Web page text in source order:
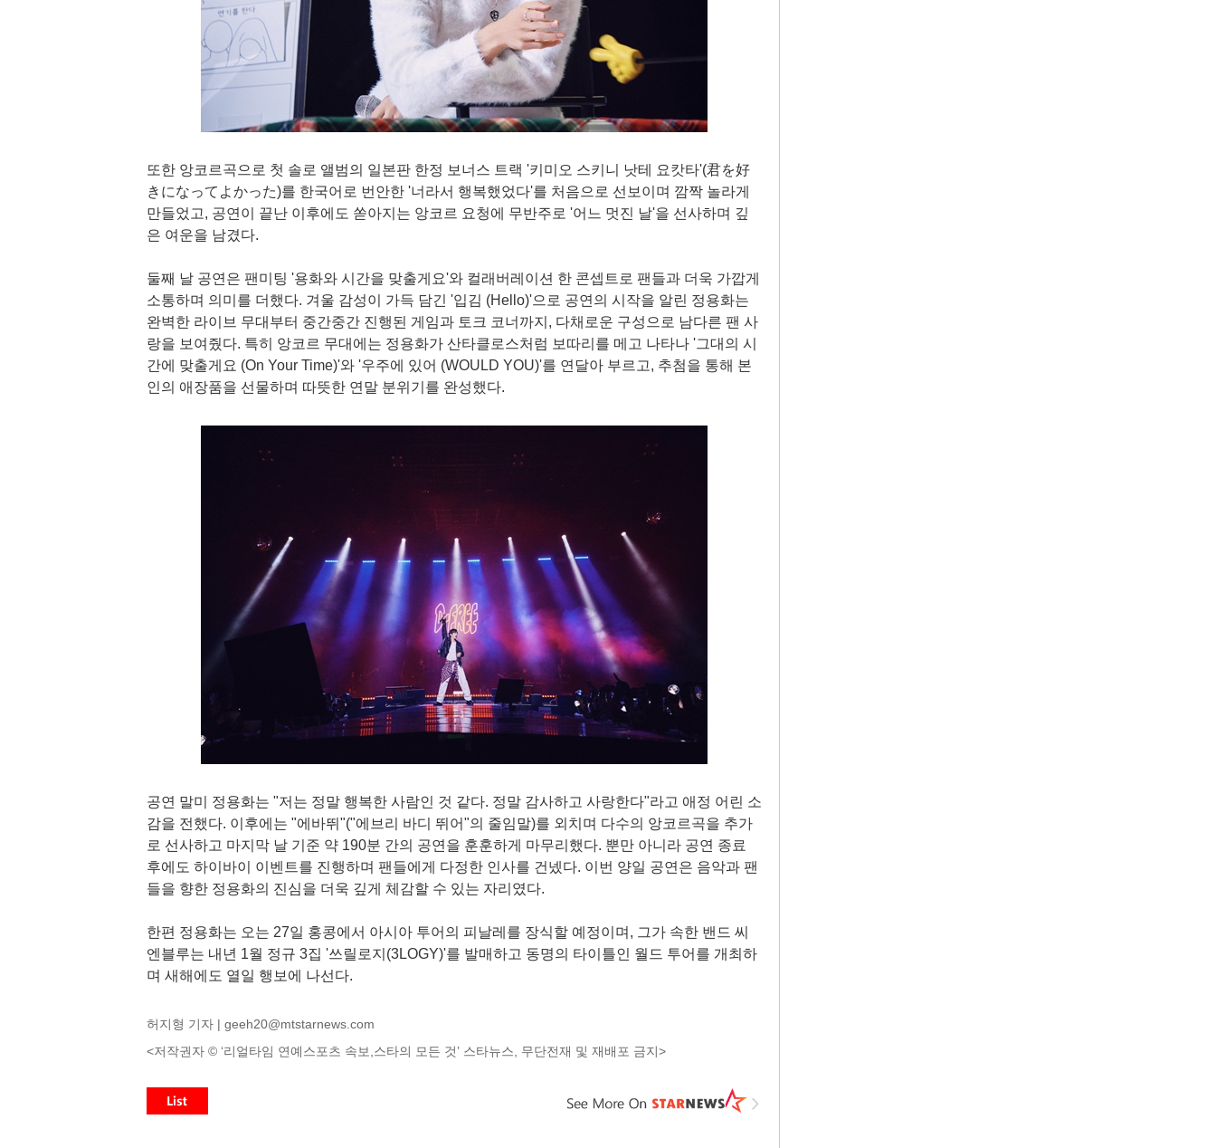
또한 앙코르곡으로 첫 솔로 앨범의 일본판 한정 보너스 트랙 '키미오 스키니 낫테 요캇타'(君を好
きになってよかった)를 한국어로 번안한 '너라서 행복했었다'를 처음으로 선보이며 깜짝 놀라게
만들었고, 공연이 끝난 이후에도 쏟아지는 앙코르 요청에 무반주로 '어느 멋진 날'을 선사하며 깊
은 여운을 남겼다.
둘째 날 공연은 팬미팅 '용화와 시간을 맞출게요'와 컬래버레이션 한 콘셉트로 팬들과 더욱 가깝게
소통하며 의미를 더했다. 겨울 감성이 가득 담긴 '입김 (Hello)'으로 공연의 시작을 알린 정용화는
완벽한 라이브 무대부터 중간중간 진행된 게임과 토크 코너까지, 다채로운 구성으로 남다른 팬 사
랑을 보여줬다. 특히 앙코르 무대에는 정용화가 산타클로스처럼 보따리를 메고 나타나 '그대의 시
간에 맞출게요 (On Your Time)'와 '우주에 있어 (WOULD YOU)'를 연달아 부르고, 추첨을 통해 본
인의 애장품을 선물하며 따뜻한 연말 분위기를 완성했다.
공연 말미 정용화는 "저는 정말 행복한 사람인 것 같다. 정말 감사하고 사랑한다"라고 애정 어린 소
감을 전했다. 이후에는 "에바뛰"("에브리 바디 뛰어"의 줄임말)를 외치며 다수의 앙코르곡을 추가
로 선사하고 마지막 날 기준 약 190분 간의 공연을 훈훈하게 마무리했다. 뿐만 아니라 공연 종료
후에도 하이바이 이벤트를 진행하며 팬들에게 다정한 인사를 건넸다. 이번 양일 공연은 음악과 팬
들을 향한 정용화의 진심을 더욱 깊게 체감할 수 있는 자리였다.
한편 정용화는 오는 27일 홍콩에서 아시아 투어의 피날레를 장식할 예정이며, 그가 속한 밴드 씨
엔블루는 내년 1월 정규 3집 '쓰릴로지(3LOGY)'를 발매하고 동명의 타이틀인 월드 투어를 개최하
며 새해에도 열일 행보에 나선다.
허지형 기자 | geeh20@mtstarnews.com
<저작권자 © ‘리얼타임 연예스포츠 속보,스타의 모든 것’ 스타뉴스, 무단전재 및 재배포 금지>